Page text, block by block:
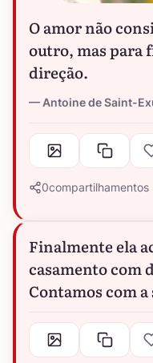
O amor não
outro, mas para
direção.
Antoine de Saint-
0compartilhamentos
Finalmente ela
casamento com
Contamos com